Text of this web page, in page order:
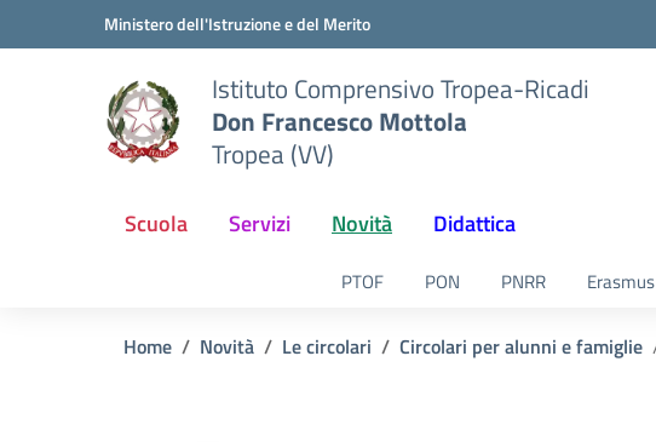
Vai ai contenuti
Vai al menu di navigazioneMinistero dell'Istruzione e del Merito
Istituto Comprensivo Tropea-Ricadi
Don Francesco Mottola
Tropea (VV)
Scuola Servizi Novità Didattica
PTOF PON PNRR Erasmus
Home Novità Le circolari Circolari per alunni e famiglie